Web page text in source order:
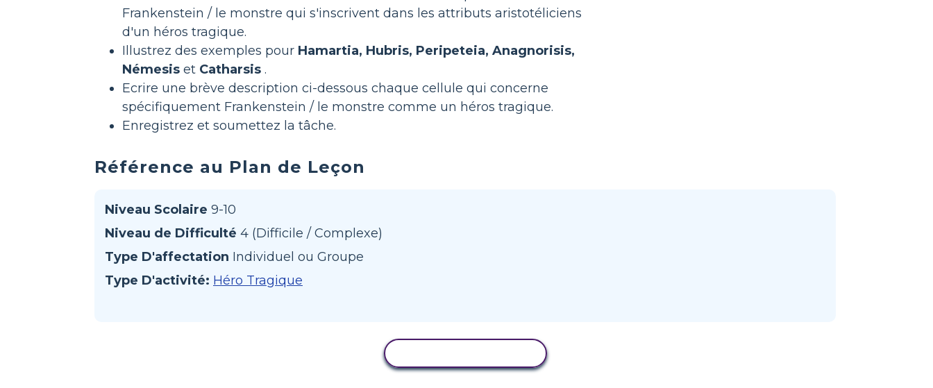
Frankenstein / le monstre qui s'inscrivent dans les attributs aristotéliciens
d'un héros tragique.
Illustrez des exemples pour Hamartia, Hubris, Peripeteia, Anagnorisis,
Némesis et Catharsis .
Ecrire une brève description ci-dessous chaque cellule qui concerne
spécifiquement Frankenstein / le monstre comme un héros tragique.
Enregistrez et soumettez la tâche.
Référence au Plan de Leçon
Niveau Scolaire 9-10
Niveau de Difficulté 4 (Difficile / Complexe)
Type D'affectation Individuel ou Groupe
Type D'activité: Héro Tragique